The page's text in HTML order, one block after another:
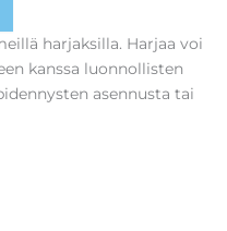
harjaksilla. Harjaa voi
kanssa luonnollisten
asennusta tai